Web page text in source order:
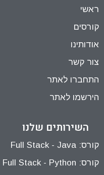
ראשי
קורסים
אודותינו
צור קשר
התחברו לאתר
הירשמו לאתר
השירותים שלנו
קורס: Full Stack - Java
קורס: Full Stack - Python